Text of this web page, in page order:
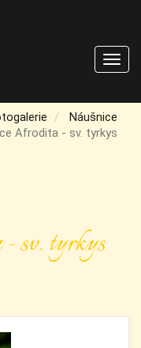
Náušnice
Afrodita - sv. tyrkys
sv. tyrkys